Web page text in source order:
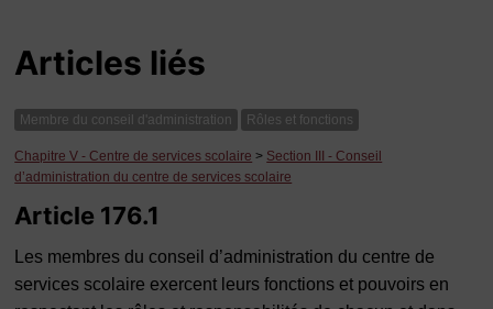
Articles liés
Membre du conseil d'administration Rôles et fonctions
Chapitre V - Centre de services scolaire > Section III - Conseil
d’administration du centre de services scolaire
Article 176.1
Les membres du conseil d’administration du centre de
services scolaire exercent leurs fonctions et pouvoirs en